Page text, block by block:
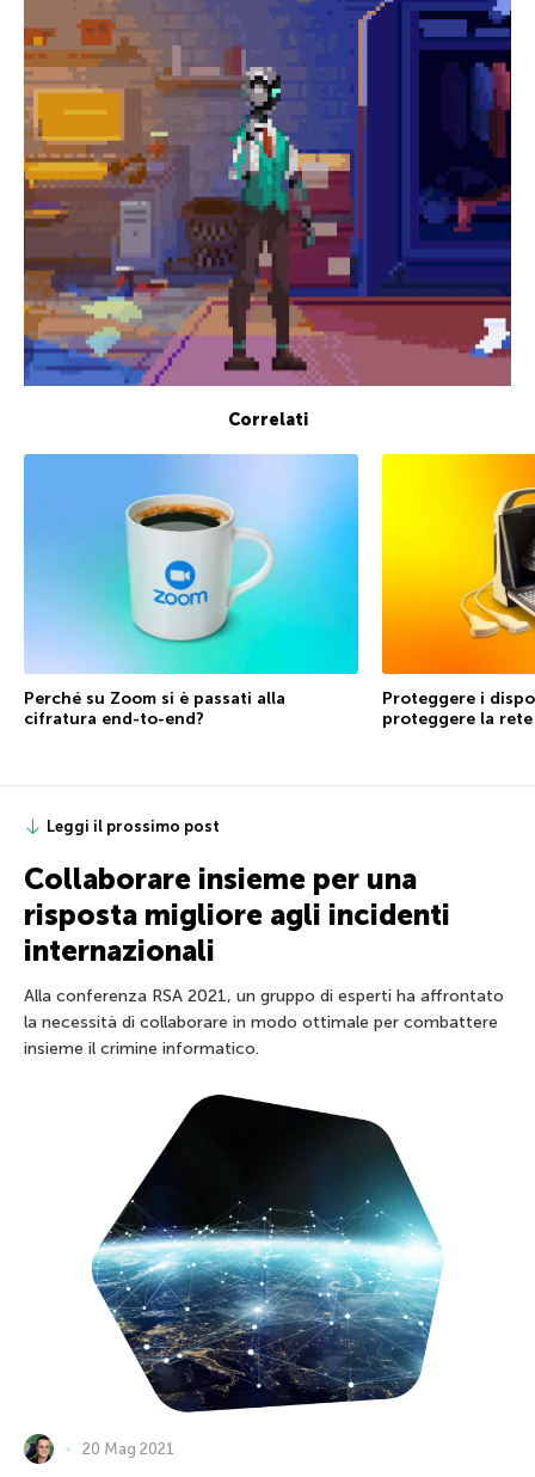
Correlati
Perché su Zoom si è passati alla
cifratura end-to-end?
Proteggere i
proteggere la
Leggi il prossimo post
Collaborare insieme per una
risposta migliore agli incidenti
internazionali
Alla conferenza RSA 2021, un gruppo di esperti ha affrontato
la necessità di collaborare in modo ottimale per combattere
insieme il crimine informatico.
20 Mag 2021